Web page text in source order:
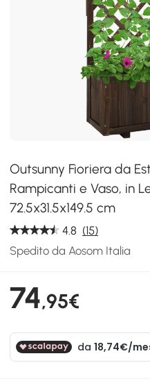
Outsunny Fioriera da
Rampicanti e Vaso, in
72.5x31.5x149.5 cm
4.8 (15)
Spedito da Aosom Italia
74,95€